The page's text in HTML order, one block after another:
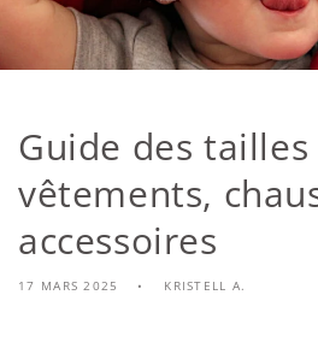
Guide des tailles
vêtements,
accessoires
17 MARS 2025 KRISTELL A.